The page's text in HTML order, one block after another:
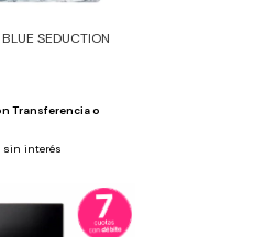
SEDUCTION
Transferencia o
sin interés